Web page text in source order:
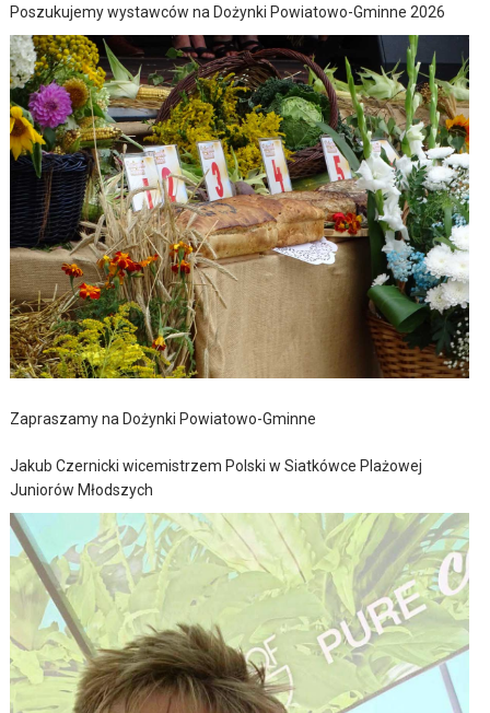
Poszukujemy wystawców na Dożynki Powiatowo-Gminne 2026
Zapraszamy na Dożynki Powiatowo-Gminne
Jakub Czernicki wicemistrzem Polski w Siatkówce Plażowej
Juniorów Młodszych